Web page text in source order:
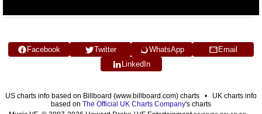
Facebook Twitter WhatsApp
Email
LinkedIn
US charts info based on Billboard (www.billboard.com) charts • UK charts info
based on The Official UK Charts Company's charts